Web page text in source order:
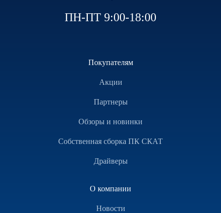
ПН-ПТ 9:00-18:00
Покупателям
Акции
Партнеры
Обзоры и новинки
Собственная сборка ПК СКАТ
Драйверы
О компании
Новости